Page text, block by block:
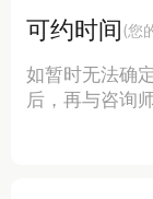
可约时间(您
如暂时无法确
后，再与咨询